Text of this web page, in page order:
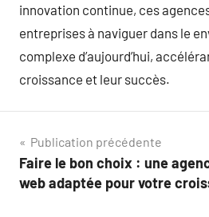
innovation continue, ces
entreprises à naviguer dans le
complexe d’aujourd’hui,
croissance et leur succès.
Navigation
de
Publication précédente
Faire le bon choix : une
web adaptée pour votre